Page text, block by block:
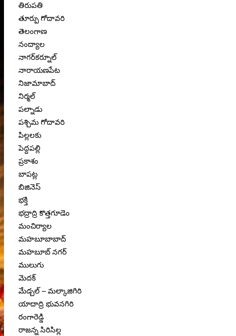
తిరుపతి
తూర్పు గోదావరి
తెలంగాణ
నంద్యాల
నాగర్‌కర్నూల్
నారాయణపేట
నిజామాబాద్
నిర్మల్
పల్నాడు
పశ్చిమ గోదావరి
పిల్లలకు
పెద్దపల్లి
ప్రకాశం
బాపట్ల
బిజినెస్
భక్తి
భద్రాద్రి కొత్తగూడెం
మంచిర్యాల
మహబూబాబాద్
మహబూబ్ నగర్
ములుగు
మెదక్
మేడ్చల్ – మల్కాజిగిరి
యాదాద్రి భువనగిరి
రంగారెడ్డి
రాజన్న సిరిసిల్ల